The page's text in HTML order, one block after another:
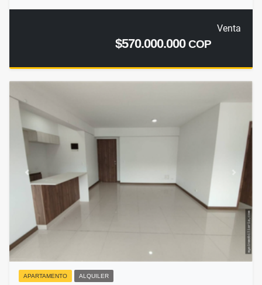
Venta
$570.000.000COP
APARTAMENTO ALQUILER